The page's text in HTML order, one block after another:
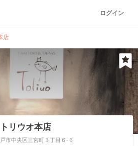
ログイン
店
トリウオ本店
市中央区三宮町３丁目６-６